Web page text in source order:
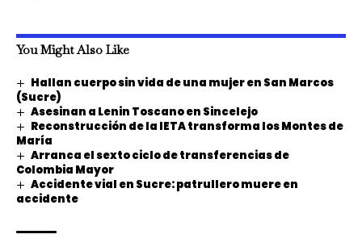
You Might Also Like
Hallan cuerpo sin vida de una mujer en San Marcos
(Sucre)
Asesinan a Lenin Toscano en Sincelejo
Reconstrucción de la IETA transforma los Montes de
María
Arranca el sexto ciclo de transferencias de
Colombia Mayor
Accidente vial en Sucre: patrullero muere en
accidente